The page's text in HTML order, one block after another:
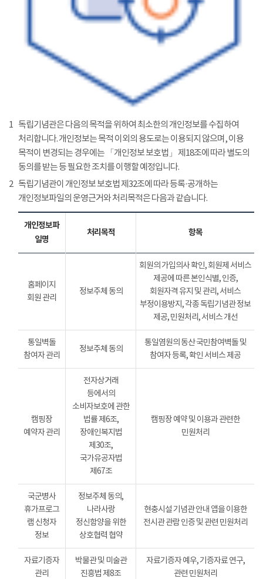
1 독립기념관은 다음의 목적을 위하여 최소한의 개인정보를 수집하여
처리합니다. 개인정보는 목적 이외의 용도로는 이용되지 않으며, 이용
목적이 변경되는 경우에는 「개인정보 보호법」 제18조에 따라 별도의
동의를 받는 등 필요한 조치를 이행할 예정입니다.
2 독립기념관이 개인정보 보호법 제32조에 따라 등록·공개하는
개인정보파일의 운영근거와 처리목적은 다음과 같습니다.
개인정보파
일명
처리목적 항목
홈페이지
회원 관리
정보주체 동의
회원의 가입의사 확인, 회원제 서비스
제공에 따른 본인식별, 인증,
회원자격 유지 및 관리, 서비스
부정이용방지, 각종 독립기념관 정보
제공, 민원처리, 서비스 개선
통일벽돌
참여자 관리
정보주체 동의
통일염원의 동산 국민참여벽돌 및
참여자 등록, 확인 서비스 제공
캠핑장
예약자 관리
전자상거래
등에서의
소비자보호에 관한
법률 제6조,
장애인복지법
제30조,
국가유공자법
제67조
캠핑장 예약 및 이용과 관련한
민원처리
국군병사
휴가프로그
램 신청자
정보
정보주체 동의,
나라사랑
정신함양을 위한
상호협력 협약
현충시설 기념관 안내 앱을 이용한
전시관 관람 인증 및 관련 민원처리
자료기증자
관리
박물관 및 미술관
진흥법 제8조
자료기증자 예우, 기증자료 연구,
관련 민원처리